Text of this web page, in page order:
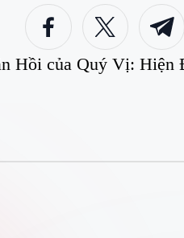
facebook.comtwitter.com
Hồi của Quý Vị: